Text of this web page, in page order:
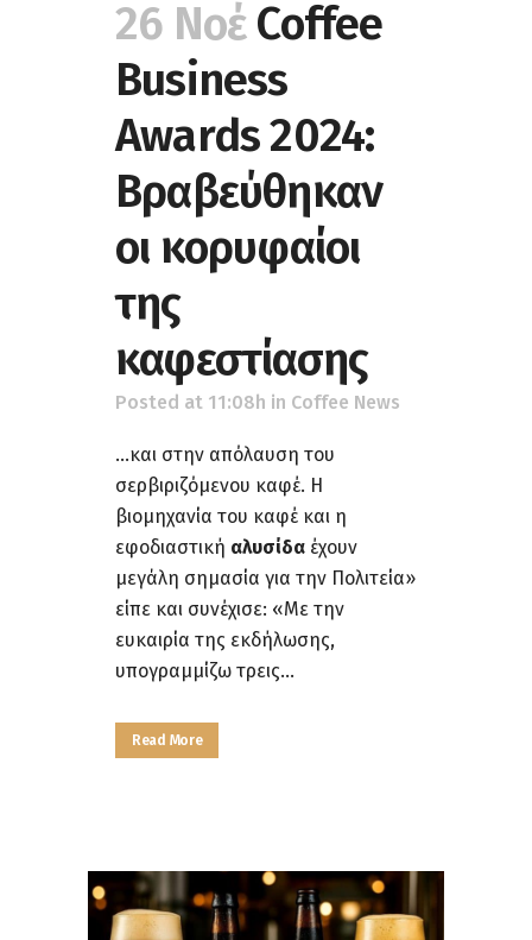
26 ΝοέCoffee
Business
Awards 2024:
Βραβεύθηκαν
οι κορυφαίοι
της
καφεστίασης
Posted at 11:08h in Coffee News
...και στην απόλαυση του
σερβιριζόμενου καφέ. Η
βιομηχανία του καφέ και η
εφοδιαστική αλυσίδα έχουν
μεγάλη σημασία για την Πολιτεία»
είπε και συνέχισε: «Με την
ευκαιρία της εκδήλωσης,
υπογραμμίζω τρεις...
Read More